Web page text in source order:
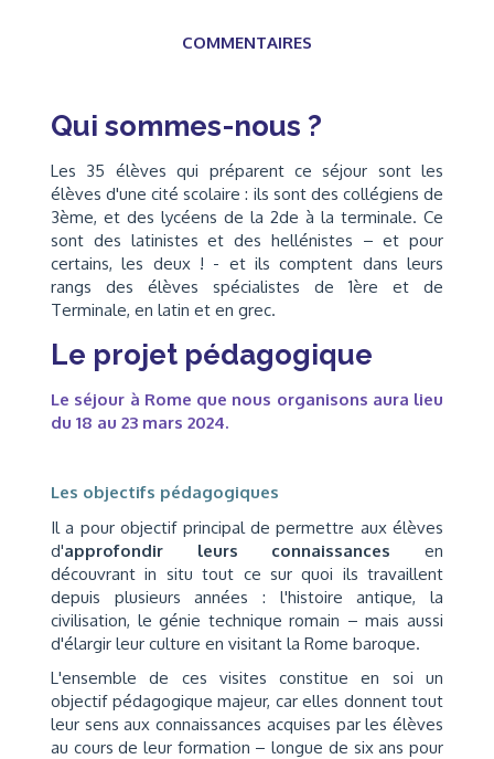
COMMENTAIRES
Qui sommes-nous ?
Les 35 élèves qui préparent ce séjour sont les
élèves d'une cité scolaire : ils sont des collégiens de
3ème, et des lycéens de la 2de à la terminale. Ce
sont des latinistes et des hellénistes – et pour
certains, les deux ! - et ils comptent dans leurs
rangs des élèves spécialistes de 1ère et de
Terminale, en latin et en grec.
Le projet pédagogique
Le séjour à Rome que nous organisons aura lieu
du 18 au 23 mars 2024.
Les objectifs pédagogiques
Il a pour objectif principal de permettre aux élèves
d'approfondir leurs connaissances en
découvrant in situ tout ce sur quoi ils travaillent
depuis plusieurs années : l'histoire antique, la
civilisation, le génie technique romain – mais aussi
d'élargir leur culture en visitant la Rome baroque.
L'ensemble de ces visites constitue en soi un
objectif pédagogique majeur, car elles donnent tout
leur sens aux connaissances acquises par les élèves
au cours de leur formation – longue de six ans pour